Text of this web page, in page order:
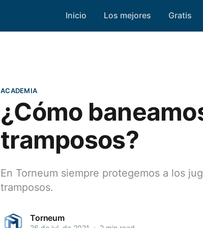
Inicio Los mejores Gratis
ACADEMIA
¿Cómo
tramposos?
En Torneum siempre protegemos a los
tramposos.
Torneum